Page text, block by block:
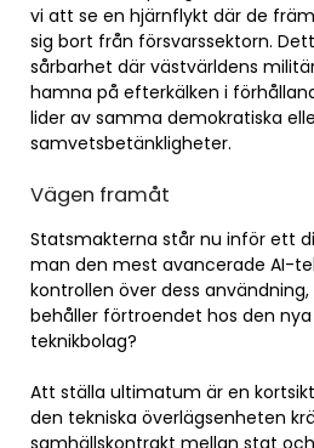
vi att se en hjärnflykt där de
sig bort från försvarssektorn.
sårbarhet där västvärldens
hamna på efterkälken i
lider av samma demokratiska
samvetsbetänkligheter.
Vägen framåt
Statsmakterna står nu inför ett
man den mest avancerade AI-
kontrollen över dess
behåller förtroendet hos den
teknikbolag?
Att ställa ultimatum är en
den tekniska överlägsenheten
samhällskontrakt mellan stat